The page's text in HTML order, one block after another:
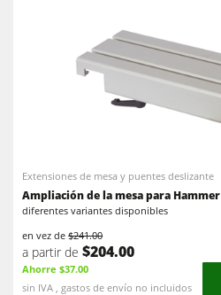
Extensiones de mesa y puentes deslizante
Ampliación de la mesa para Hammer
diferentes variantes disponibles
en vez de$241.00
a partir de $204.00
Ahorre $37.00
sin IVA , gastos de envío no incluidos